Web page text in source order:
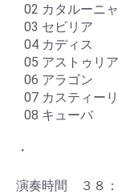
02 カタルーニャ
03 セビリア
04 カディス
05 アストゥリ
06 アラゴン
07 カスティー
08 キューバ
・
演奏時間 ３８：